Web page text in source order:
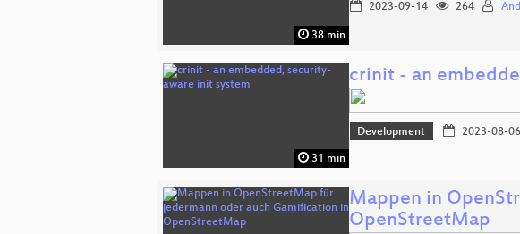
38 min
2023-09-14 264
31 min
crinit - an
Development 2023-08-06
Mappen in
OpenStreetMap